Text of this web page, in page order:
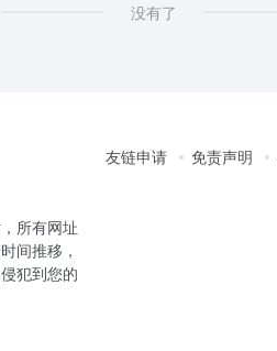
没有了
所有网址
间推移，
犯到您的
友链申请 免责声明